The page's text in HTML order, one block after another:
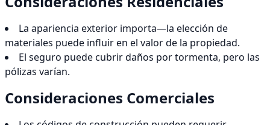
La apariencia exterior importa—la elección de
materiales puede influir en el valor de la propiedad.
El seguro puede cubrir daños por tormenta, pero las
pólizas varían.
Consideraciones Comerciales